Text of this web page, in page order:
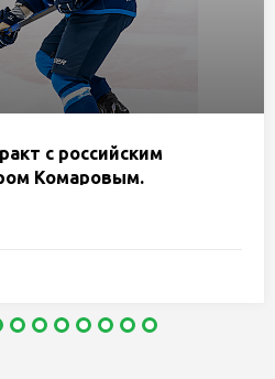
с российским
Комаровым.